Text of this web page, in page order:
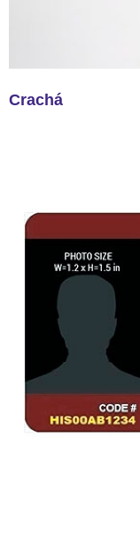
Crachá